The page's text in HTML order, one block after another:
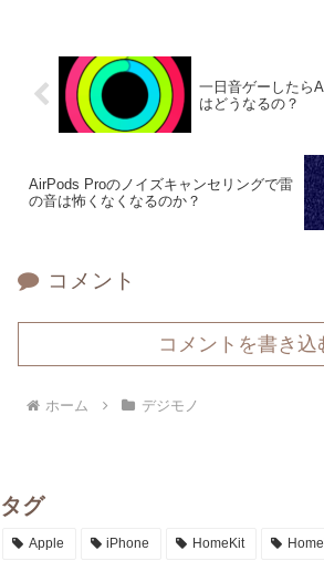
一日音ゲーしたら
はどうなるの？
AirPods Proのノイズキャンセリングで雷
の音は怖くなくなるのか？
コメント
コメントを書き込
ホーム デジモノ
タグ
Apple iPhone HomeKit